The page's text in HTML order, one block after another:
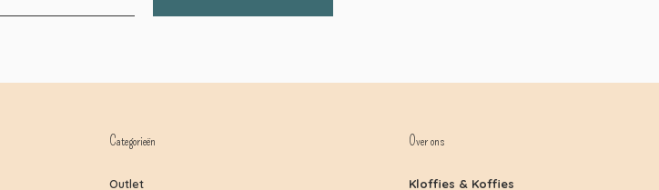
Categorieën
Outlet
Over ons
Kloffies & Koffies